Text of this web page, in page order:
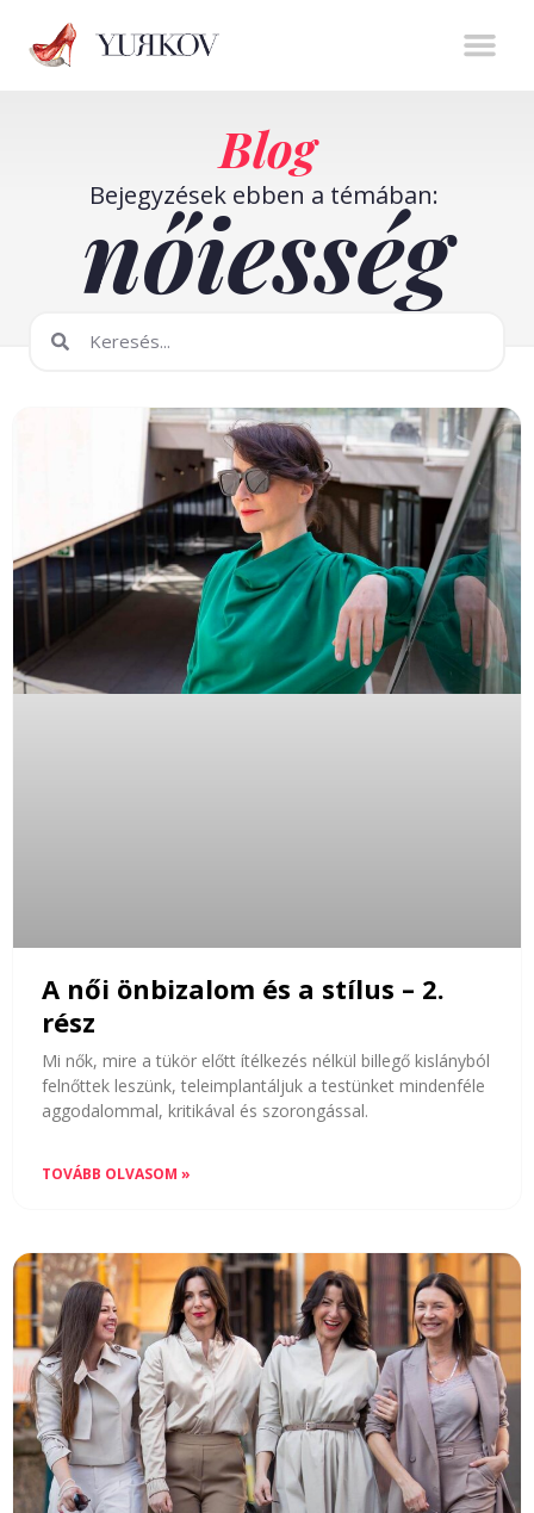
Blog
Bejegyzések ebben a témában:
nőiesség
A női önbizalom és a stílus – 2.
rész
Mi nők, mire a tükör előtt ítélkezés nélkül billegő kislányból
felnőttek leszünk, teleimplantáljuk a testünket mindenféle
aggodalommal, kritikával és szorongással.
TOVÁBB OLVASOM »